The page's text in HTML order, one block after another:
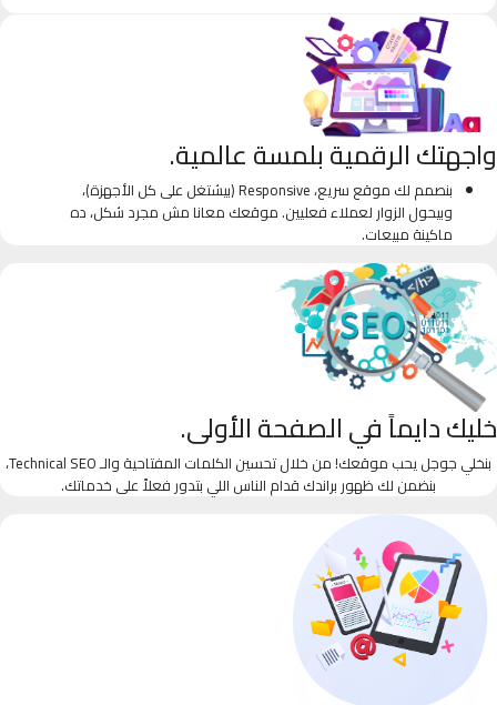
واجهتك الرقمية بلمسة عالمية.
بنصمم لك موقع سريع، Responsive (بيشتغل على كل الأجهزة)،
وبيحول الزوار لعملاء فعليين. موقعك معانا مش مجرد شكل، ده
ماكينة مبيعات.
خليك دايماً في الصفحة الأولى.
بنخلي جوجل يحب موقعك! من خلال تحسين الكلمات المفتاحية والـ Technical SEO،
بنضمن لك ظهور براندك قدام الناس اللي بتدور فعلاً على خدماتك.